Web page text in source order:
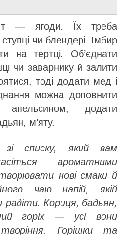
— ягоди. Їх треба
чи блендері. Імбир
на тертці. Об’єднати
чи заварнику й залити
тоді додати мед і
можна доповнити
додати
м’яту.
зі списку, який вам
ароматними
нові смаки й
чаю напій, якій
Кориця, бадьян,
горіх — усі вони
Горішки та